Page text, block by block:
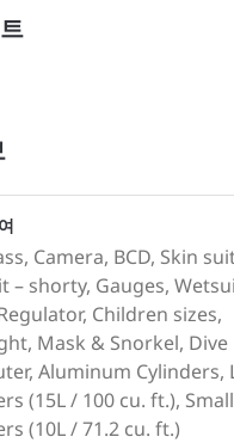
Camera, BCD, Skin
– shorty, Gauges,
Children sizes,
Mask & Snorkel, Dive
Aluminum Cylinders,
(15L / 100 cu. ft.), Small
(10L / 71.2 cu. ft.)